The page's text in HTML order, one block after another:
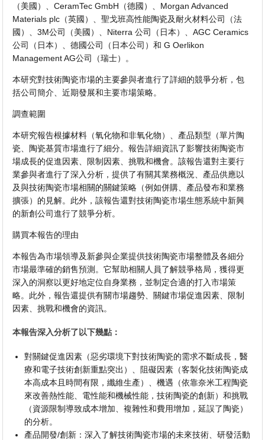
（美國）、CeramTec GmbH（德國）、Morgan Advanced
Materials plc（英國）、聖戈班高性能陶瓷及耐火材料公司（法
國）、3M公司（美國）、Niterra 公司（日本）、AGC Ceramics
公司（日本）、德國公司（日本公司）和 G Oerlikon
Management AG公司（瑞士）。
本研究對技術陶瓷市場的主要參與者進行了詳細的競爭分析，包
括公司簡介、近期發展和主要市場策略。
調查範圍
本研究報告根據材料（氧化物和非氧化物）、產品類型（單片陶
瓷、陶瓷基質市場進行了細分。報告詳細資訊了影響技術陶瓷市
場成長的促進因素、限制因素、挑戰和機會。該報告還對主要行
業參與者進行了深入分析，提供了有關其業務概況、產品供應以
及與技術陶瓷市場相關的關鍵策略（例如併購、產品發布和業務
擴張）的見解。此外，該報告還對技術陶瓷市場生態系統中新興
的新創公司進行了競爭分析。
購買本報告的理由
本報告為市場領導及新參與企業提供技術陶瓷市場整體及各細分
市場最準確的銷售預測。它幫助相關人員了解競爭格局，獲得更
深入的洞察以更好地定位自身業務，並制定合適的打入市場策
略。此外，報告還提供有關市場趨勢、關鍵市場促進因素、限制
因素、挑戰和機會的資訊。
本報告深入分析了以下幾點：
對關鍵促進因素（惡劣環境下對技術陶瓷的需求不斷成長，醫
療和電子技術創新重點突出）、阻礙因素（客製化技術陶瓷成
本高成本且時間有限，纖維生產）、機遇（依靠奈米工程陶瓷
來改善熱性能、電性能和機械性能，技術陶瓷的創新）和挑戰
（資源限制導致成本增加、複雜性和費用增加，延誤了陶瓷）
的分析。
產品開發/創新：深入了解技術陶瓷市場的未來技術、研發活動